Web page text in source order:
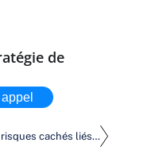
de
Les risques cachés liés à la possession d'une infrastructure de recharge pour VE